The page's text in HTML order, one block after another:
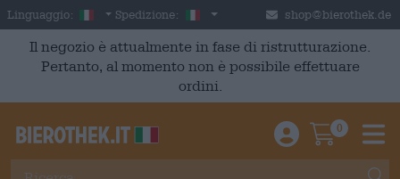
Skip to main content
Linguaggio: Italian
Spedizione: Italia shop@bierothek.de
Il negozio è attualmente in fase di ristrutturazione.
Pertanto, al momento non è possibile effettuare
ordini.
Einloggen /
0